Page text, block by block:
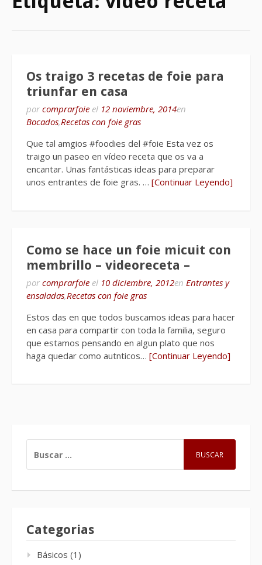
Os traigo 3 recetas de foie para
triunfar en casa
por comprarfoie el 12 noviembre, 2014en
Bocados,Recetas con foie gras
Que tal amgios #foodies del #foie Esta vez os
traigo un paseo en vídeo receta que os va a
encantar. Unas fantásticas ideas para preparar
unos entrantes de foie gras. … [Continuar Leyendo]
Como se hace un foie micuit con
membrillo – videoreceta –
por comprarfoie el 10 diciembre, 2012en Entrantes y
ensaladas,Recetas con foie gras
Estos das en que todos buscamos ideas para hacer
en casa para compartir con toda la familia, seguro
que estamos pensando en algun plato que nos
haga quedar como autnticos… [Continuar Leyendo]
Categorias
Básicos (1)